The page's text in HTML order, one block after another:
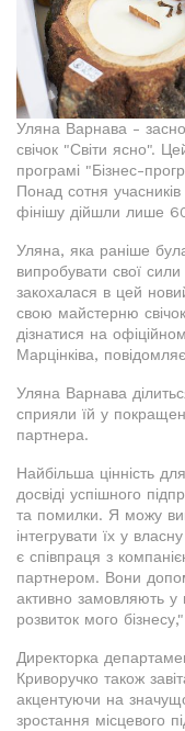
Уляна Варнава -
свічок "Світи ясно".
програмі "Бізнес-
Понад сотня
фінішу дійшли лише
Уляна, яка раніше
випробувати свої сили
закохалася в цей
свою майстерню
дізнатися на
Марцінківа,
Уляна Варнава
сприяли їй у
партнера.
Найбільша цінність
досвіді успішного
та помилки. Я можу
інтегрувати їх у
є співпраця з
партнером. Вони
активно замовляють у
розвиток мого
Директорка
Криворучко також
акцентуючи на
зростання місцевого